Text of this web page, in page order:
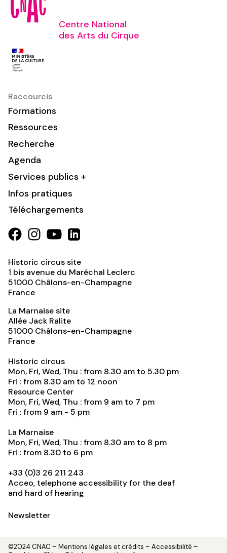
Centre National
des Arts du Cirque
Raccourcis
Formations
Ressources
Recherche
Agenda
Services publics +
Infos pratiques
Téléchargements
Historic circus site
1 bis avenue du Maréchal Leclerc
51000 Châlons-en-Champagne
France
La Marnaise site
Allée Jack Ralite
51000 Châlons-en-Champagne
France
Historic circus
Mon, Fri, Wed, Thu : from 8.30 am to 5.30 pm
Fri : from 8.30 am to 12 noon
Resource Center
Mon, Fri, Wed, Thu : from 9 am to 7 pm
Fri : from 9 am - 5 pm
La Marnaise
Mon, Fri, Wed, Thu : from 8.30 am to 8 pm
Fri : from 8.30 to 6 pm
+33 (0)3 26 211 243
Acceo, telephone accessibility for the deaf
and hard of hearing
Newsletter
©2024 CNAC – Mentions légales et crédits – Accessibilité –